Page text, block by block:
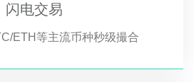
闪电交易
ETH等主流币种秒级撮合